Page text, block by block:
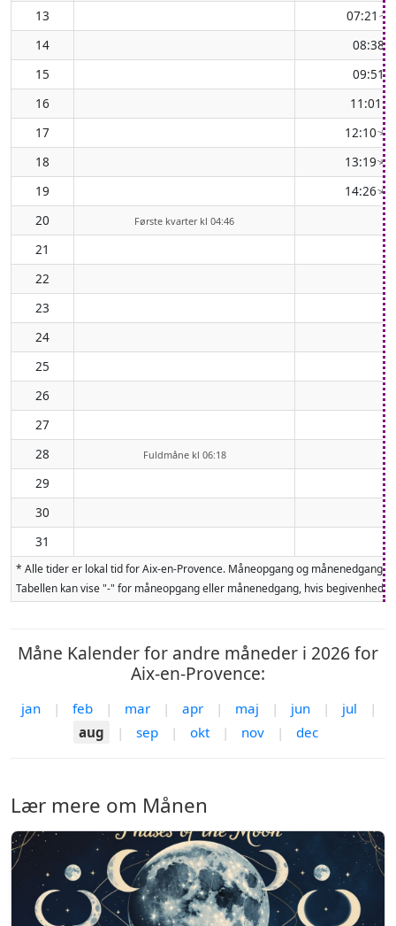
13 07:21 ↑
14 08:38↑
15 09:51↑
16 11:01 ↑
17 12:10↑
18 13:19↑
19 14:26↑
20 Første kvarter kl 04:46
21
22
23
24
25
26
27
28
Fuldmåne kl 06:18
29
30
31
* Alle tider er lokal tid for Aix-en-Provence. Måneopgang og månenedgang
Tabellen kan vise "-" for måneopgang eller månenedgang, hvis
Måne Kalender for andre måneder i 2026 for
Aix-en-Provence:
jan | feb | mar | apr | maj | jun | jul
|
aug
| sep | okt | nov | dec
Lær mere om Månen